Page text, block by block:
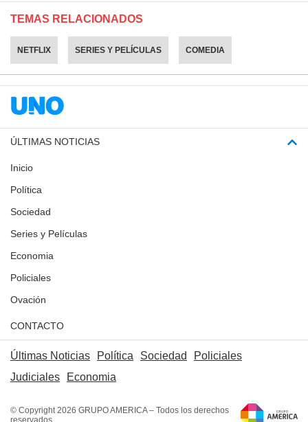
TEMAS RELACIONADOS
NETFLIX SERIES Y PELÍCULAS COMEDIA
ÚLTIMAS NOTICIAS
Inicio
Política
Sociedad
Series y Películas
Economia
Policiales
Ovación
CONTACTO
Últimas Noticias Política Sociedad
Policiales
Judiciales
Economia
© Copyright 2026 GRUPO AMERICA – Todos los derechos
reservados